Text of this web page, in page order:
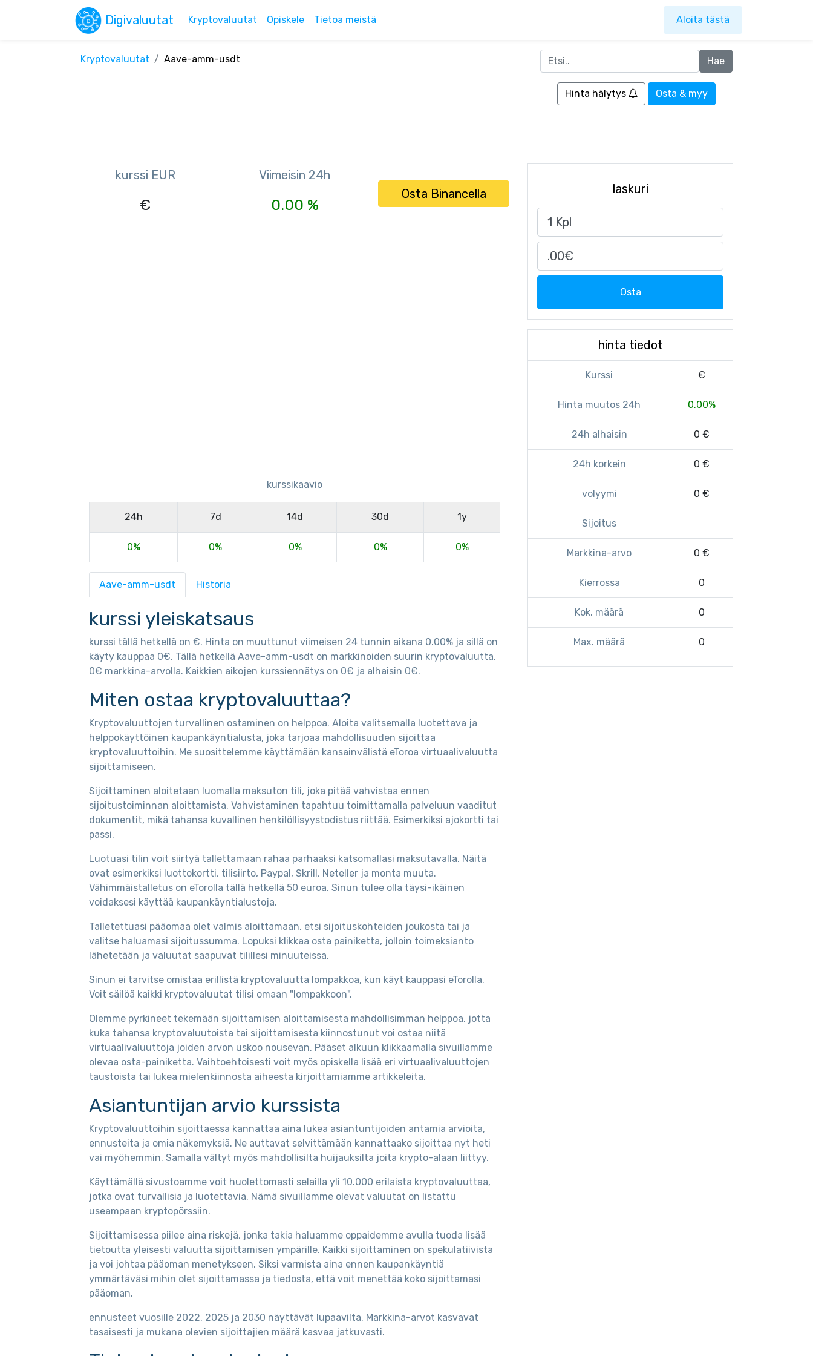
Digivaluutat Kryptovaluutat Opiskele Tietoa meistä Aloita tästä
Kryptovaluutat Aave-amm-usdt
Hinta hälytys Osta & myy
kurssi EUR
€
Viimeisin 24h
0.00 %
Osta Binancella
kurssikaavio
24h 7d 14d 30d 1y
0% 0% 0% 0% 0%
Aave-amm-usdt Historia
kurssi yleiskatsaus
kurssi tällä hetkellä on €. Hinta on muuttunut viimeisen 24 tunnin aikana 0.00% ja sillä on
käyty kauppaa 0€. Tällä hetkellä Aave-amm-usdt on markkinoiden suurin kryptovaluutta,
0€ markkina-arvolla. Kaikkien aikojen kurssiennätys on 0€ ja alhaisin 0€.
Miten ostaa kryptovaluuttaa?
Kryptovaluuttojen turvallinen ostaminen on helppoa. Aloita valitsemalla luotettava ja
helppokäyttöinen kaupankäyntialusta, joka tarjoaa mahdollisuuden sijoittaa
kryptovaluuttoihin. Me suosittelemme käyttämään kansainvälistä eToroa virtuaalivaluutta
sijoittamiseen.
Sijoittaminen aloitetaan luomalla maksuton tili, joka pitää vahvistaa ennen
sijoitustoiminnan aloittamista. Vahvistaminen tapahtuu toimittamalla palveluun vaaditut
dokumentit, mikä tahansa kuvallinen henkilöllisyystodistus riittää. Esimerkiksi ajokortti tai
passi.
Luotuasi tilin voit siirtyä tallettamaan rahaa parhaaksi katsomallasi maksutavalla. Näitä
ovat esimerkiksi luottokortti, tilisiirto, Paypal, Skrill, Neteller ja monta muuta.
Vähimmäistalletus on eTorolla tällä hetkellä 50 euroa. Sinun tulee olla täysi-ikäinen
voidaksesi käyttää kaupankäyntialustoja.
Talletettuasi pääomaa olet valmis aloittamaan, etsi sijoituskohteiden joukosta tai ja
valitse haluamasi sijoitussumma. Lopuksi klikkaa osta painiketta, jolloin toimeksianto
lähetetään ja valuutat saapuvat tilillesi minuuteissa.
Sinun ei tarvitse omistaa erillistä kryptovaluutta lompakkoa, kun käyt kauppasi eTorolla.
Voit säilöä kaikki kryptovaluutat tilisi omaan "lompakkoon".
Olemme pyrkineet tekemään sijoittamisen aloittamisesta mahdollisimman helppoa, jotta
kuka tahansa kryptovaluutoista tai sijoittamisesta kiinnostunut voi ostaa niitä
virtuaalivaluuttoja joiden arvon uskoo nousevan. Pääset alkuun klikkaamalla sivuillamme
olevaa osta-painiketta. Vaihtoehtoisesti voit myös opiskella lisää eri virtuaalivaluuttojen
taustoista tai lukea mielenkiinnosta aiheesta kirjoittamiamme artikkeleita.
Asiantuntijan arvio kurssista
Kryptovaluuttoihin sijoittaessa kannattaa aina lukea asiantuntijoiden antamia arvioita,
ennusteita ja omia näkemyksiä. Ne auttavat selvittämään kannattaako sijoittaa nyt heti
vai myöhemmin. Samalla vältyt myös mahdollisilta huijauksilta joita krypto-alaan liittyy.
Käyttämällä sivustoamme voit huolettomasti selailla yli 10.000 erilaista kryptovaluuttaa,
jotka ovat turvallisia ja luotettavia. Nämä sivuillamme olevat valuutat on listattu
useampaan kryptopörssiin.
Sijoittamisessa piilee aina riskejä, jonka takia haluamme oppaidemme avulla tuoda lisää
tietoutta yleisesti valuutta sijoittamisen ympärille. Kaikki sijoittaminen on spekulatiivista
ja voi johtaa pääoman menetykseen. Siksi varmista aina ennen kaupankäyntiä
ymmärtäväsi mihin olet sijoittamassa ja tiedosta, että voit menettää koko sijoittamasi
pääoman.
ennusteet vuosille 2022, 2025 ja 2030 näyttävät lupaavilta. Markkina-arvot kasvavat
tasaisesti ja mukana olevien sijoittajien määrä kasvaa jatkuvasti.
laskuri
Osta
hinta tiedot
Kurssi €
Hinta muutos 24h 0.00%
24h alhaisin 0 €
24h korkein 0 €
volyymi 0 €
Sijoitus
Markkina-arvo 0 €
Kierrossa 0
Kok. määrä 0
Max. määrä 0